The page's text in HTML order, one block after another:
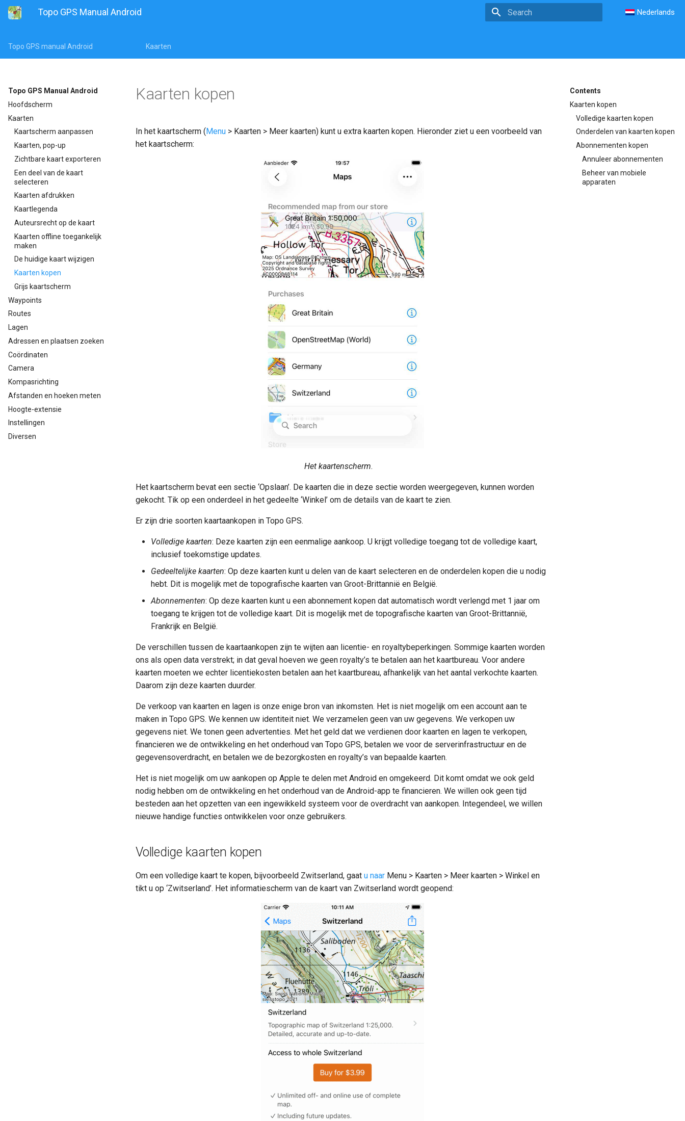
Topo GPS Manual Android Nederlands
Topo GPS manual Android Kaarten
Topo GPS Manual Android
Hoofdscherm
Kaarten
Kaartscherm aanpassen
Kaarten, pop-up
Zichtbare kaart exporteren
Een deel van de kaart
selecteren
Kaarten afdrukken
Kaartlegenda
Auteursrecht op de kaart
Kaarten offline toegankelijk
maken
De huidige kaart wijzigen
Kaarten kopen
Grijs kaartscherm
Waypoints
Routes
Lagen
Adressen en plaatsen zoeken
Coördinaten
Camera
Kompasrichting
Afstanden en hoeken meten
Hoogte-extensie
Instellingen
Diversen
Contents
Kaarten kopen
Volledige kaarten kopen
Onderdelen van kaarten kopen
Abonnementen kopen
Annuleer abonnementen
Beheer van mobiele
apparaten
Kaarten kopen
In het kaartscherm (Menu > Kaarten > Meer kaarten) kunt u extra kaarten kopen. Hieronder ziet u een voorbeeld van
het kaartscherm:
Het kaartenscherm.
Het kaartscherm bevat een sectie ‘Opslaan’. De kaarten die in deze sectie worden weergegeven, kunnen worden
gekocht. Tik op een onderdeel in het gedeelte ‘Winkel’ om de details van de kaart te zien.
Er zijn drie soorten kaartaankopen in Topo GPS.
Volledige kaarten: Deze kaarten zijn een eenmalige aankoop. U krijgt volledige toegang tot de volledige kaart,
inclusief toekomstige updates.
Gedeeltelijke kaarten: Op deze kaarten kunt u delen van de kaart selecteren en de onderdelen kopen die u nodig
hebt. Dit is mogelijk met de topografische kaarten van Groot-Brittannië en België.
Abonnementen: Op deze kaarten kunt u een abonnement kopen dat automatisch wordt verlengd met 1 jaar om
toegang te krijgen tot de volledige kaart. Dit is mogelijk met de topografische kaarten van Groot-Brittannië,
Frankrijk en België.
De verschillen tussen de kaartaankopen zijn te wijten aan licentie- en royaltybeperkingen. Sommige kaarten worden
ons als open data verstrekt; in dat geval hoeven we geen royalty’s te betalen aan het kaartbureau. Voor andere
kaarten moeten we echter licentiekosten betalen aan het kaartbureau, afhankelijk van het aantal verkochte kaarten.
Daarom zijn deze kaarten duurder.
De verkoop van kaarten en lagen is onze enige bron van inkomsten. Het is niet mogelijk om een account aan te
maken in Topo GPS. We kennen uw identiteit niet. We verzamelen geen van uw gegevens. We verkopen uw
gegevens niet. We tonen geen advertenties. Met het geld dat we verdienen door kaarten en lagen te verkopen,
financieren we de ontwikkeling en het onderhoud van Topo GPS, betalen we voor de serverinfrastructuur en de
gegevensoverdracht, en betalen we de bezorgkosten en royalty’s van bepaalde kaarten.
Het is niet mogelijk om uw aankopen op Apple te delen met Android en omgekeerd. Dit komt omdat we ook geld
nodig hebben om de ontwikkeling en het onderhoud van de Android-app te financieren. We willen ook geen tijd
besteden aan het opzetten van een ingewikkeld systeem voor de overdracht van aankopen. Integendeel, we willen
nieuwe handige functies ontwikkelen voor onze gebruikers.
Volledige kaarten kopen
Om een volledige kaart te kopen, bijvoorbeeld Zwitserland, gaat u naar Menu > Kaarten > Meer kaarten > Winkel en
tikt u op ‘Zwitserland’. Het informatiescherm van de kaart van Zwitserland wordt geopend: